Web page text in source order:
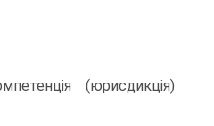
(юрисдикція)